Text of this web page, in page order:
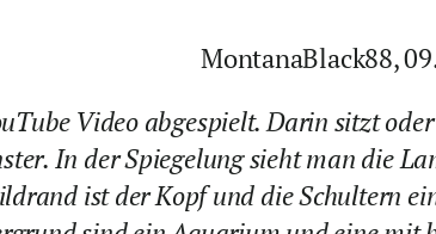
MontanaBlack88,
Video abgespielt. Darin sitzt
In der Spiegelung sieht man die
ist der Kopf und die Schultern